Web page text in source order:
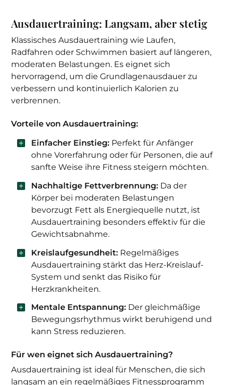
Ausdauertraining: Langsam, aber stetig
Klassisches Ausdauertraining wie Laufen,
Radfahren oder Schwimmen basiert auf längeren,
moderaten Belastungen. Es eignet sich
hervorragend, um die Grundlagenausdauer zu
verbessern und kontinuierlich Kalorien zu
verbrennen.
Vorteile von Ausdauertraining:
Einfacher Einstieg: Perfekt für Anfänger
ohne Vorerfahrung oder für Personen, die auf
sanfte Weise ihre Fitness steigern möchten.
Nachhaltige Fettverbrennung: Da der
Körper bei moderaten Belastungen
bevorzugt Fett als Energiequelle nutzt, ist
Ausdauertraining besonders effektiv für die
Gewichtsabnahme.
Kreislaufgesundheit: Regelmäßiges
Ausdauertraining stärkt das Herz-Kreislauf-
System und senkt das Risiko für
Herzkrankheiten.
Mentale Entspannung: Der gleichmäßige
Bewegungsrhythmus wirkt beruhigend und
kann Stress reduzieren.
Für wen eignet sich Ausdauertraining?
Ausdauertraining ist ideal für Menschen, die sich
langsam an ein regelmäßiges Fitnessprogramm